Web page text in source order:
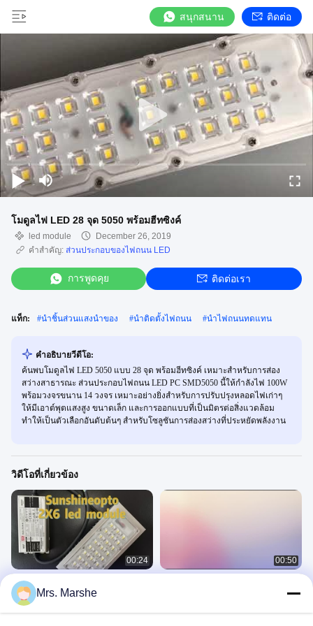
สนุกสนาน ติดต่อ
โมดูลไฟ LED 28 จุด 5050 พร้อมฮีทซิงค์
led module
December 26, 2019
คำสำคัญ: ส่วนประกอบของไฟถนน LED
การพูดคุย ติดต่อเรา
แท็ก: #นำชิ้นส่วนแสงนำของ #นำติดตั้งไฟถนน #นำไฟถนนทดแทน
คําอธิบายวีดีโอ:
ค้นพบโมดูลไฟ LED 5050 แบบ 28 จุด พร้อมฮีทซิงค์ เหมาะสำหรับการส่อง
สว่างสาธารณะ ส่วนประกอบไฟถนน LED PC SMD5050 นี้ให้กำลังไฟ 100W
พร้อมวงจรขนาน 14 วงจร เหมาะอย่างยิ่งสำหรับการปรับปรุงหลอดไฟเก่าๆ
ให้มีเอาต์พุตแสงสูง ขนาดเล็ก และการออกแบบที่เป็นมิตรต่อสิ่งแวดล้อม
ทำให้เป็นตัวเลือกอันดับต้นๆ สำหรับโซลูชันการส่องสว่างที่ประหยัดพลังงาน
วิดีโอที่เกี่ยวข้อง
00:24
173mm เลนส์ 20W 25W 30W 12Leds
SMD5050 โมดูลแสง LED
Led Module
00:50
Retrofit Kits 100W SMD3030 แอเรย์
Mrs. Marshe